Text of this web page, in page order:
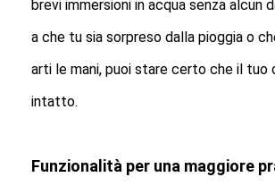
Orologio di quarzo per uomo
Orologio digitale sportivo
brevi immersioni in acqua senza alcun
a che tu sia sorpreso dalla pioggia o
arti le mani, puoi stare certo che il tuo
intatto.
Funzionalità per una maggiore